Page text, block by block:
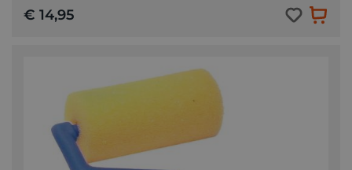
€ 14,95